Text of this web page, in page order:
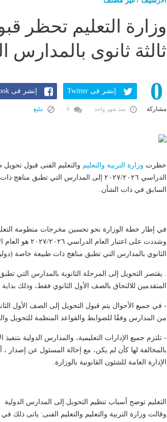
وزارة التعليم تحظر
ثالثة ثانوى بالمدارس
0
مشاركة
إنشر فى Twitter إنشر فى Facebook
منذ شهر واحد تبليغ
حظرت وزارة التربية والتعليم والتعليم الفنى قبول
الدراسي ۲۰۲۷/۲۰۲٦ إلى المدارس التي
السابق في ذات الشأن.
في إطار خطة الوزارة نحو تحسين مخرجات منظومة
وشددت على اعتبار
الثانوي بالمدارس التي تطبق مناهج ذات طبيعة خاصة
. يقتصر التحويل إلى المرحلة الثانوية بالمدارس التي
المتقدمين للالتحاق بالصف الأول الثانوي فقط، وذلك بداية من
من المدارس وفقًا للضوابط والقواعد المنظمة للتحويل
- تلتزم جميع الإدارات التعليمية، والمدارس الدولية
بالمخالفة لها كأن لم يكن، مع إحالة المسئول عن إصدار ،
الإدارة العامة للشئون القانونية بالوزارة.
التعليم توضح أسباب تنظيم التحويل إلى المدارس الدولية
وقالت وزارة التربية والتعليم والتعليم الفنى: ياتى